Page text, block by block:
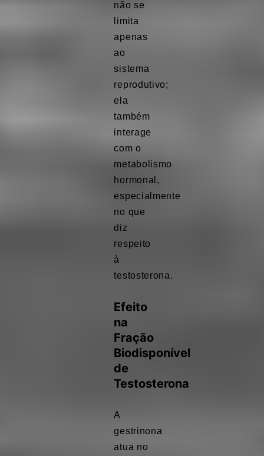
não se
limita
apenas
ao
sistema
reprodutivo;
ela
também
interage
com o
metabolismo
hormonal,
especialmente
no que
diz
respeito
à
testosterona.
Efeito
na
Fração
Biodisponível
de
Testosterona
A
gestrinona
atua no